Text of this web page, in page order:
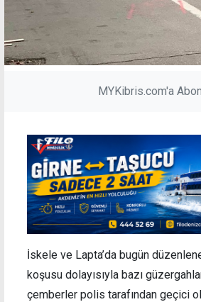
MYKibris.com'a
İskele ve Lapta’da bugün
koşusu dolayısıyla bazı
çemberler polis tarafından geçici